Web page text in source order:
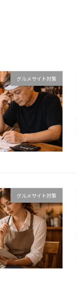
グルメサイト対策
グルメサイト対策